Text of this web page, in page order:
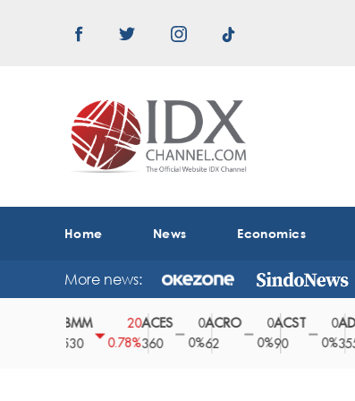
Home News Economics
More news:
0.78%
ACES
360
0
0%
ACRO
62
0
ACST
90
0
ADES
35550